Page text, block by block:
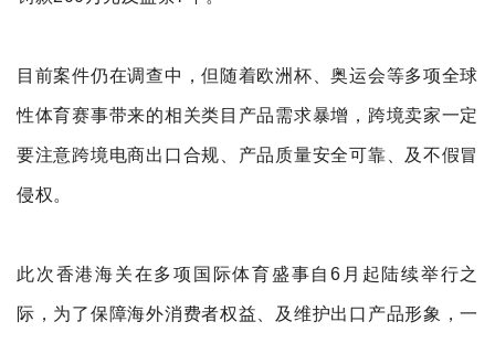
目前案件仍在调查中，但 随着欧洲杯 、奥运会等多项全球
性体育赛事带来的相关类目产品需求暴增，跨境卖家一定
要注意跨境电商出口合规、产品质量安全可靠、及不假冒
侵权。
此次香港海关在多项国际体育盛事自6月起陆续举行之
际，为了保障海外消费者权益、及维护出口产品形象，一